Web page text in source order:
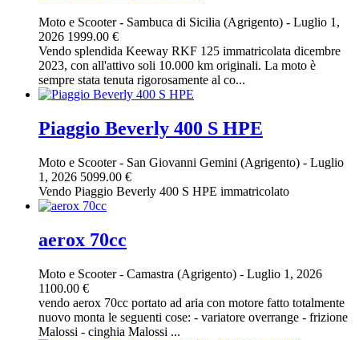
Moto e Scooter- Sambuca di Sicilia (Agrigento) - Luglio 1,
2026 1999.00 €
Vendo splendida Keeway RKF 125 immatricolata dicembre
2023, con all'attivo soli 10.000 km originali. La moto è
sempre stata tenuta rigorosamente al co...
Piaggio Beverly 400 S HPE
Moto e Scooter- San Giovanni Gemini (Agrigento) - Luglio
1, 2026 5099.00 €
Vendo Piaggio Beverly 400 S HPE immatricolato
aerox 70cc
Moto e Scooter- Camastra (Agrigento) - Luglio 1, 2026
1100.00 €
vendo aerox 70cc portato ad aria con motore fatto totalmente
nuovo monta le seguenti cose: - variatore overrange - frizione
Malossi - cinghia Malossi ...